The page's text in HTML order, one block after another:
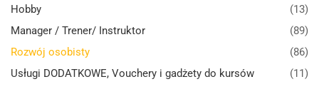
Hobby
(13)
Manager / Trener/ Instruktor
(89)
Rozwój osobisty
(86)
Usługi DODATKOWE, Vouchery i gadżety do kursów
(11)